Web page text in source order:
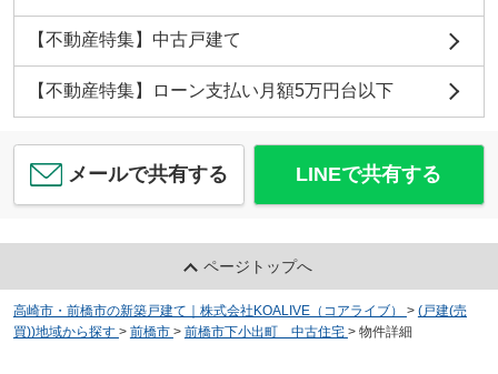
【不動産特集】中古戸建て
【不動産特集】ローン支払い月額5万円台以下
メールで共有する LINEで共有する
ページトップへ
高崎市・前橋市の新築戸建て｜株式会社KOALIVE（コアライブ） > (戸建(売
買))地域から探す > 前橋市 > 前橋市下小出町 中古住宅 > 物件詳細